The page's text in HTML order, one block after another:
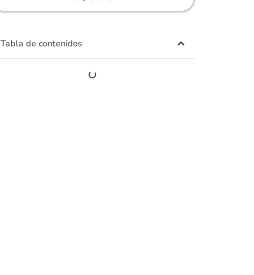
Tabla de contenidos